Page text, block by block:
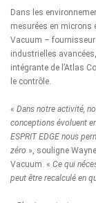
Dans les
mesurées en microns
Vacuum –
industrielles
intégrante de l’Atlas
le contrôle.
« Dans notre activité,
conceptions évoluent
ESPRIT EDGE nous
zéro », souligne
Vacuum. « Ce qui
peut être recalculé en